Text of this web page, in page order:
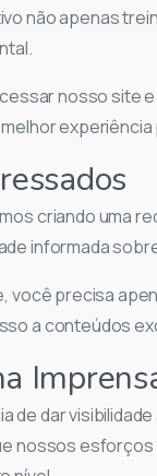
não apenas
nosso site
criando uma
informada
você precisa
a conteúdos
de dar
nossos